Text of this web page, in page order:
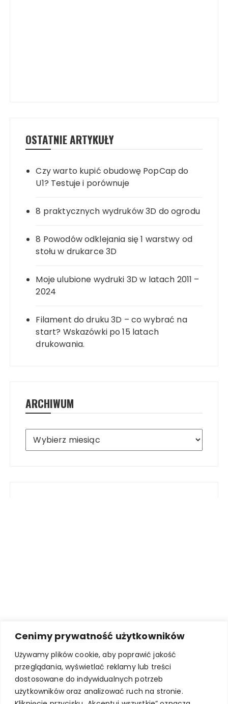
Cenimy prywatność użytkowników
Używamy plików cookie, aby poprawić jakość
przeglądania, wyświetlać reklamy lub treści
dostosowane do indywidualnych potrzeb
użytkowników oraz analizować ruch na stronie.
OSTATNIE ARTYKUŁY
Czy warto kupić obudowę PopCap do
U1? Testuje i porównuje
8 praktycznych wydruków 3D do ogrodu
8 Powodów odklejania się 1 warstwy od
stołu w drukarce 3D
Moje ulubione wydruki 3D w latach 2011 –
2024
Filament do druku 3D – co wybrać na
start? Wskazówki po 15 latach
drukowania.
ARCHIWUM
Archiwum